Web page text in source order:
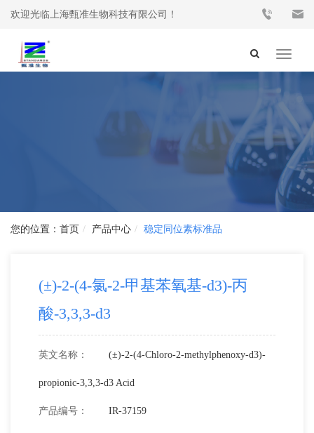
欢迎光临上海甄准生物科技有限公司！
Toggle
首页 产品中心 稳定同位素标准品
(±)-2-(4-氯-2-甲基苯氧基-d3)-丙
酸-3,3,3-d3
英文名称： (±)-2-(4-Chloro-2-methylphenoxy-d3)-
propionic-3,3,3-d3 Acid
产品编号： IR-37159